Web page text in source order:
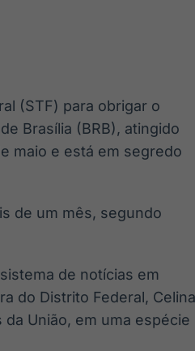
ativos
breve
Crédito
Em breve
(STF) para obrigar o
Brasília (BRB), atingido
maio e está em segredo
de um mês, segundo
de notícias em
do Distrito Federal, Celina
União, em uma espécie